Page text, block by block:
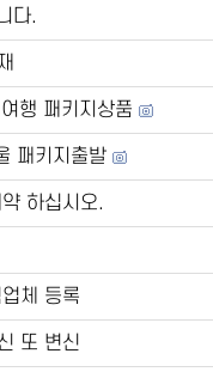
다.
행 패키지상품
패키지출발
하십시오.
체 등록
또 변신